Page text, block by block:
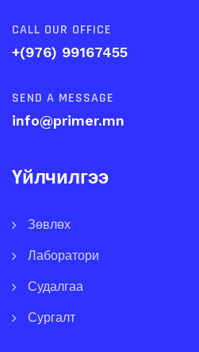
CALL OUR OFFICE
+(976) 99167455
SEND A MESSAGE
info@primer.mn
Үйлчилгээ
Зөвлөх
Лаборатори
Судалгаа
Сургалт